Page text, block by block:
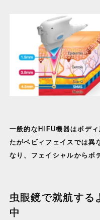
一般的なHIFU機器はボデ
たがベビィフェイスでは異
なり、フェイシャルからボ
虫眼鏡で就航する
中